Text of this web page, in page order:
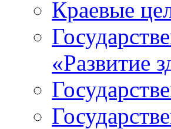
Краевые
«Развитие